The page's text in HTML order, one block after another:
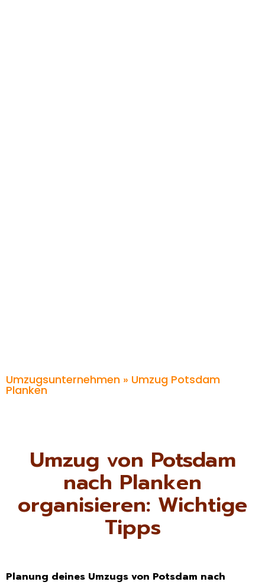
Umzugsunternehmen » Umzug Potsdam
Planken
Umzug von Potsdam
nach Planken
organisieren: Wichtige
Tipps
Planung deines Umzugs von Potsdam nach